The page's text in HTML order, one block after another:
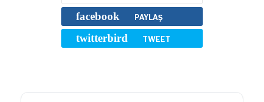
facebook PAYLAŞ
twitterbird TWEET